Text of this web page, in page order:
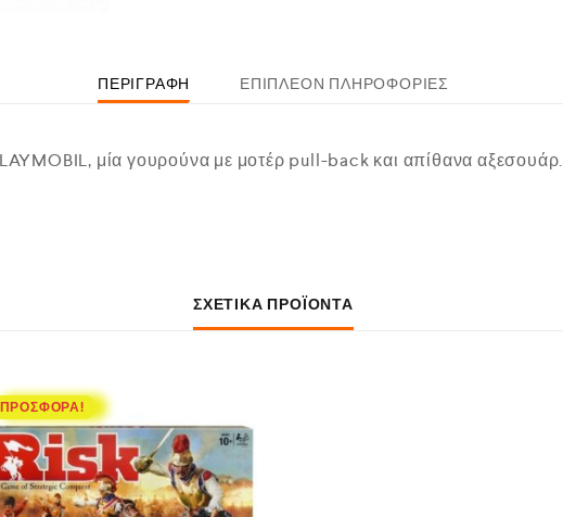
ΠΕΡΙΓΡΑΦΉ ΕΠΙΠΛΈΟΝ ΠΛΗΡΟΦΟΡΊΕΣ
μία γουρούνα με μοτέρ pull-back και απίθανα αξεσουάρ.
ΣΧΕΤΙΚΆ ΠΡΟΪΌΝΤΑ
ΠΡΟΣΦΟΡΆ!